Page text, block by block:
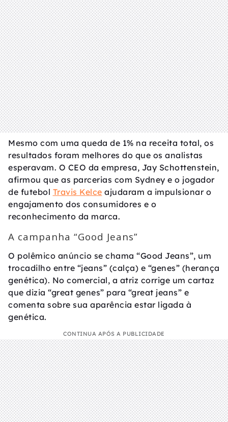
Mesmo com uma queda de 1% na receita total, os
resultados foram melhores do que os analistas
esperavam. O CEO da empresa, Jay Schottenstein,
afirmou que as parcerias com Sydney e o jogador
de futebol Travis Kelce ajudaram a impulsionar o
engajamento dos consumidores e o
reconhecimento da marca.
A campanha “Good Jeans”
O polêmico anúncio se chama “Good Jeans”, um
trocadilho entre “jeans” (calça) e “genes” (herança
genética). No comercial, a atriz corrige um cartaz
que dizia “great genes” para “great jeans” e
comenta sobre sua aparência estar ligada à
genética.
CONTINUA APÓS A PUBLICIDADE